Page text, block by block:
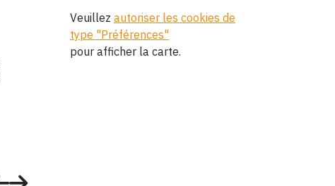
Veuillez autoriser les cookies de
type "Préférences"
pour afficher la carte.